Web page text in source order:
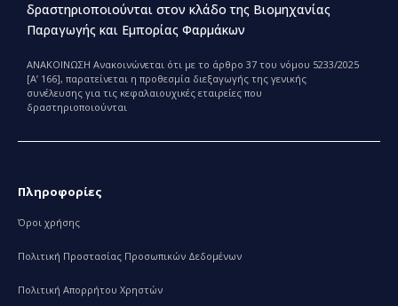
δραστηριοποιούνται στον κλάδο της Βιομηχανίας
Παραγωγής και Εμπορίας Φαρμάκων
ΑΝΑΚΟΙΝΩΣΗ Ανακοινώνεται ότι με το άρθρο 37 του νόμου 5233/2025
[Α’ 166], παρατείνεται η προθεσμία διεξαγωγής της γενικής
συνέλευσης για τις κεφαλαιουχικές εταιρείες που
δραστηριοποιούνται
Πληροφορίες
Όροι χρήσης
Πολιτική Προστασίας Προσωπικών Δεδομένων
Πολιτική Απορρήτου Χρηστών